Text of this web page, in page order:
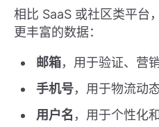
相比 SaaS 或社区类平台
更丰富的数据：
邮箱，用于验证、营
手机号，用于物流动
用户名 ，用于个性化